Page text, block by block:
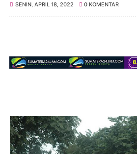
SENIN, APRIL 18, 2022 0 KOMENTAR